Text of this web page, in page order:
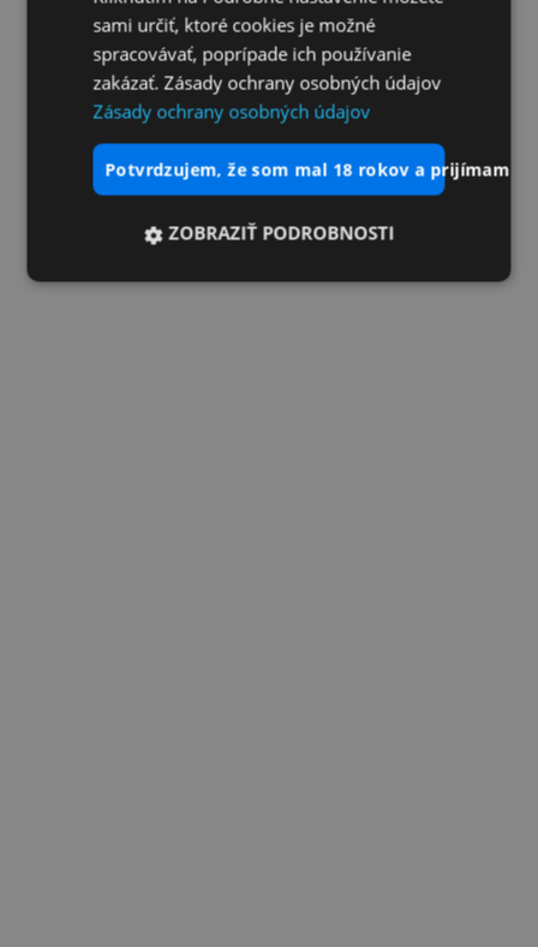
sami určiť, ktoré cookies je možné
spracovávať, poprípade ich používanie
zakázať. Zásady ochrany osobných údajov
Zásady ochrany osobných údajov
potvrdzujem, že som mal 18 rokov a prijímam
ZOBRAZIŤ PODROBNOSTI